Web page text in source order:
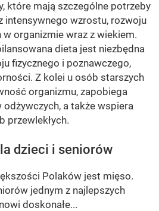
które mają szczególne potrzeby
intensywnego wzrostu, rozwoju
w organizmie wraz z wiekiem.
dieta jest niezbędna
fizycznego i poznawczego,
Z kolei u osób starszych
organizmu, zapobiega
a także wspiera
przewlekłych.
dzieci i seniorów
Polaków jest mięso.
jednym z najlepszych
doskonałe...